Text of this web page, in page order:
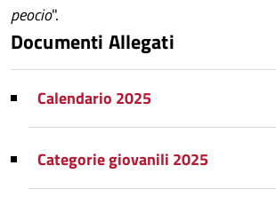
peocio".
Documenti Allegati
Calendario 2025
Categorie giovanili 2025